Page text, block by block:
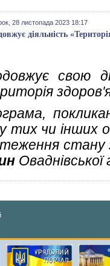
28 листопада 2023 18:17
діяльність
свою
тих чи інших
стану